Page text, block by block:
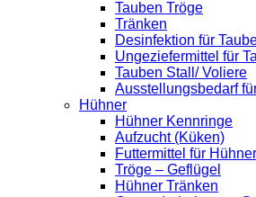
Tauben Tröge
Tränken
Desinfektion für
Ungeziefermittel für
Tauben Stall/ Voliere
Ausstellungsbedarf
Hühner
Hühner Kennringe
Aufzucht (Küken)
Futtermittel für Hühner
Tröge – Geflügel
Hühner Tränken